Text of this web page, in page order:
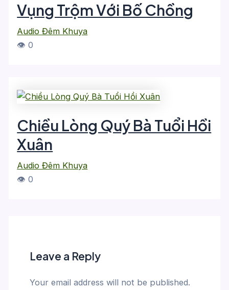
Vụng Trộm Với Bố Chồng
Audio Đêm Khuya
👁 0
Chiều Lòng Quý Bà Tuổi Hồi
Xuân
Audio Đêm Khuya
👁 0
Leave a Reply
Your email address will not be published.